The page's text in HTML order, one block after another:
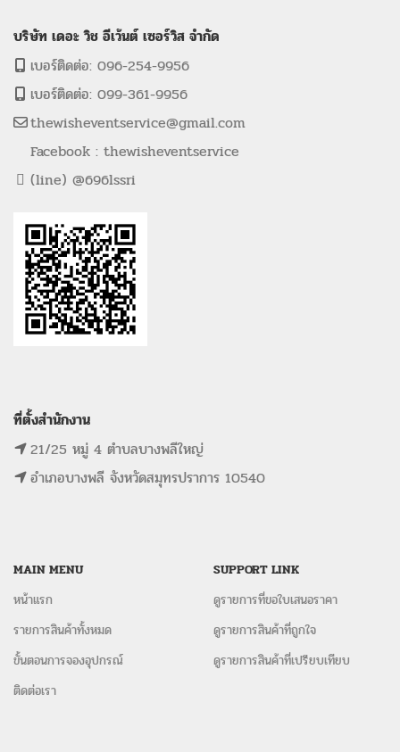
บริษัท เดอะ วิช อีเว้นต์ เซอร์วิส จำกัด
เบอร์ติดต่อ: 096-254-9956
เบอร์ติดต่อ: 099-361-9956
thewisheventservice@gmail.com
Facebook : thewisheventservice
(line) @696lssri
ที่ตั้งสำนักงาน
21/25 หมู่ 4 ตำบลบางพลีใหญ่
อำเภอบางพลี จังหวัดสมุทรปราการ 10540
MAIN MENU
หน้าแรก
รายการสินค้าทั้งหมด
ขั้นตอนการจองอุปกรณ์
ติดต่อเรา
SUPPORT LINK
ดูรายการที่ขอใบเสนอราคา
ดูรายการสินค้าที่ถูกใจ
ดูรายการสินค้าที่เปรียบเทียบ